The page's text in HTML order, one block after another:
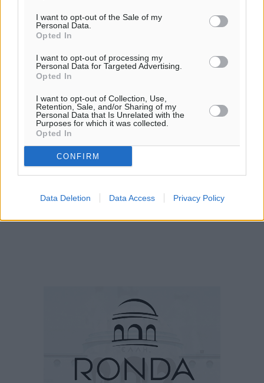
I want to opt-out of the Sale of my
Personal Data.
Opted In
I want to opt-out of processing my
Personal Data for Targeted Advertising.
Opted In
I want to opt-out of Collection, Use,
Retention, Sale, and/or Sharing of my
Personal Data that Is Unrelated with the
Purposes for which it was collected.
Opted In
CONFIRM
Data Deletion Data Access Privacy Policy